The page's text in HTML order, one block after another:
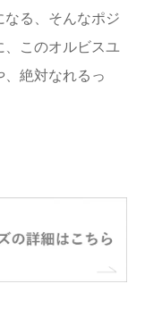
る、そんなポジ
このオルビスユ
絶対なれるっ